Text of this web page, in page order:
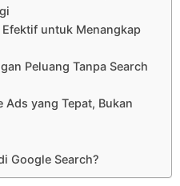
Efektif untuk Menangkap
Peluang Tanpa Search
yang Tepat, Bukan
Google Search?